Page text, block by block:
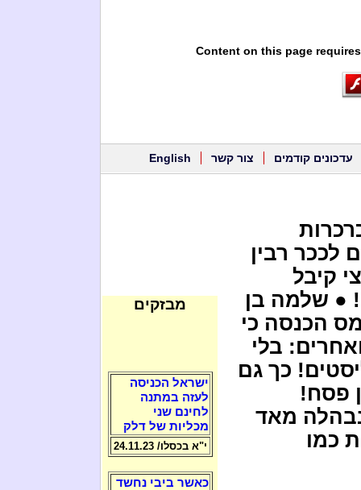
Content on this page
עדכונים קודמים צור קשר English
לככר רבין
קיבל
ש"ח! ● שלמה בן
הכנסה כי
בלי
כך גם
פסח!
מאד
כמו
מבזקים
ישראל הכניסה
לעזה במתנה
לחינם שני
מכליות של דלק
י"א בכסלו/ 24.11.23
כאשר ביבי נחשד